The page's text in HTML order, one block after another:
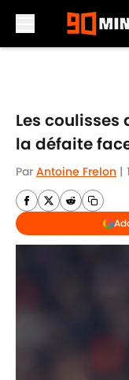
Les coulisses
la défaite
Par Antoine Frelon |